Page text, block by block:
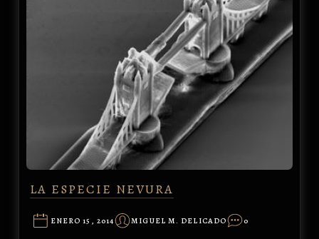
LA ESPECIE NEVURA
ENERO 15, 2014 MIGUEL M. DELICADO 0